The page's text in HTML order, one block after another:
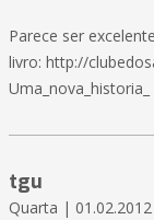
Parece ser
livro: http://
Uma_nova_historia_
tgu
Quarta |